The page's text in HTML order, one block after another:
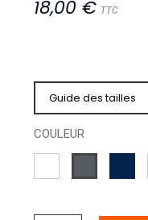
18,00 € TTC
Guide des tailles
COULEUR